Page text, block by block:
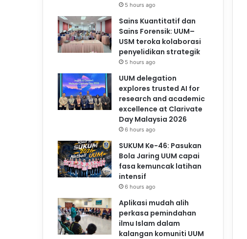
5 hours ago
Sains Kuantitatif dan
Sains Forensik: UUM–
USM teroka kolaborasi
penyelidikan strategik
5 hours ago
UUM delegation
explores trusted AI for
research and academic
excellence at Clarivate
Day Malaysia 2026
6 hours ago
SUKUM Ke-46: Pasukan
Bola Jaring UUM capai
fasa kemuncak latihan
intensif
6 hours ago
Aplikasi mudah alih
perkasa pemindahan
ilmu Islam dalam
kalangan komuniti UUM